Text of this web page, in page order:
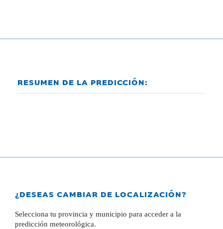
RESUMEN DE LA PREDICCIÓN:
¿DESEAS CAMBIAR DE LOCALIZACIÓN?
Selecciona tu provincia y municipio para acceder a la
predicción meteorológica.